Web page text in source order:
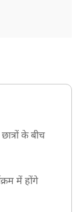
के बीच
में होंगे